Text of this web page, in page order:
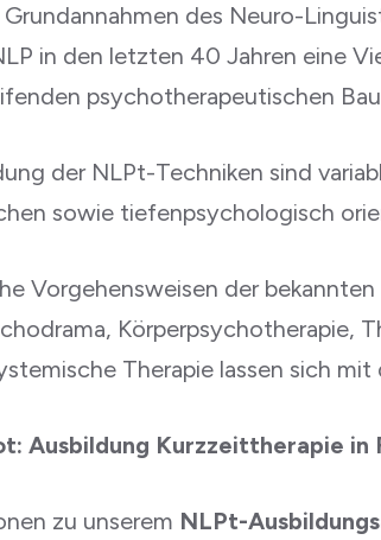
des Neuro-
in den letzten 40 Jahren eine
psychotherapeutischen
der NLPt-Techniken sind
sowie tiefenpsychologisch
Vorgehensweisen der
Körperpsychotherapie,
Therapie lassen sich
Ausbildung Kurzzeittherapie in
zu unserem NLPt-